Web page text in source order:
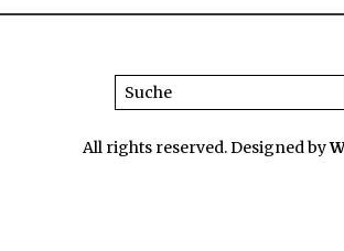
All rights reserved. Designed by